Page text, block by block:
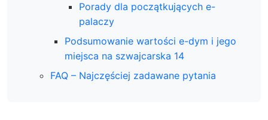
Porady dla początkujących e-
palaczy
Podsumowanie wartości e-dym i jego
miejsca na szwajcarska 14
FAQ – Najczęściej zadawane pytania